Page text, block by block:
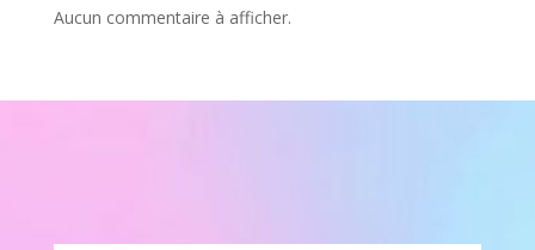
Aucun commentaire à afficher.